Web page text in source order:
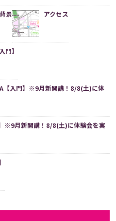
景 アクセス
門】
【入門】※9月新開講！8/8(土)に体
※9月新開講！8/8(土)に体験会を実